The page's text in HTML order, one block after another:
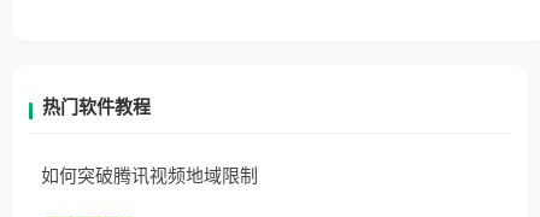
热门软件教程
如何突破腾讯视频地域限制